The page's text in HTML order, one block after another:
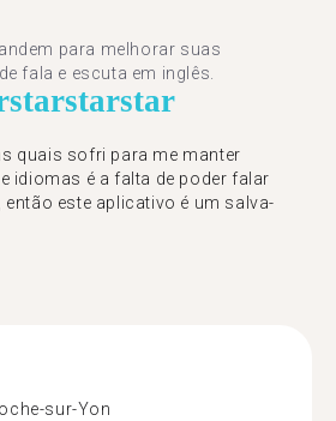
para melhorar suas
fala e escuta em inglês.
starstarstar
quais sofri para me manter
idiomas é a falta de poder falar
este aplicativo é um salva-
sur-Yon